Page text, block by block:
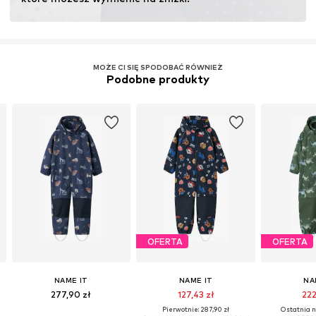
MOŻE CI SIĘ SPODOBAĆ RÓWNIEŻ
Podobne produkty
NAME IT
277,90 zł
OFERTA
NAME IT
127,43 zł
Pierwotnie: 287,90 zł
OFERTA
Ostatnia